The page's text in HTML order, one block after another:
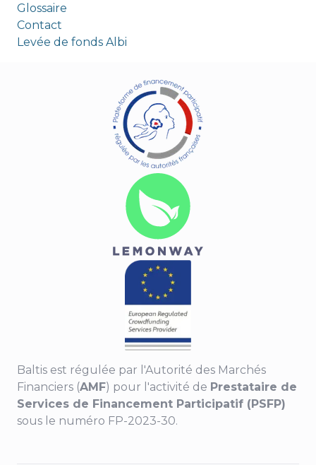
Glossaire
Contact
Levée de fonds Albi
Baltis est régulée par l'Autorité des Marchés
Financiers (AMF) pour l'activité de Prestataire de
Services de Financement Participatif (PSFP)
sous le numéro FP-2023-30.